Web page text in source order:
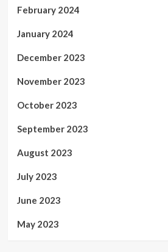
February 2024
January 2024
December 2023
November 2023
October 2023
September 2023
August 2023
July 2023
June 2023
May 2023